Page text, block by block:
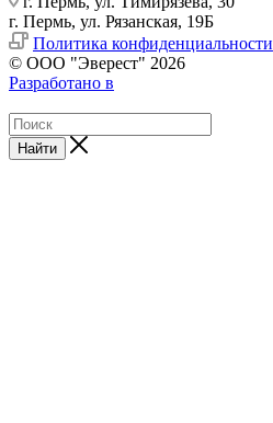
г. Пермь, ул. Рязанская, 19Б
Политика конфиденциальности
© ООО "Эверест" 2026
Разработано в
Найти